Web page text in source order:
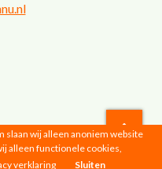
|Privacyverklaring
slaan wij alleen anoniem website
alleen functionele cookies,
verklaring Sluiten